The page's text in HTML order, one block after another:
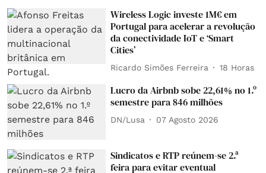
Wireless Logic investe 1M€ em
Portugal para acelerar a revolução
da conectividade IoT e ‘Smart
Cities’
Ricardo Simões Ferreira 18 Horas
Lucro da Airbnb sobe 22,61% no 1.º
semestre para 846 milhões
DN/Lusa 07 Agosto 2026
Sindicatos e RTP reúnem-se 2.ª
feira para evitar eventual